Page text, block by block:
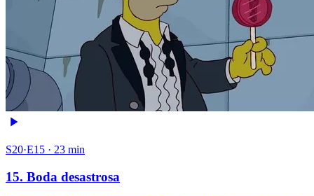
S20·E15 · 23 min
15. Boda desastrosa